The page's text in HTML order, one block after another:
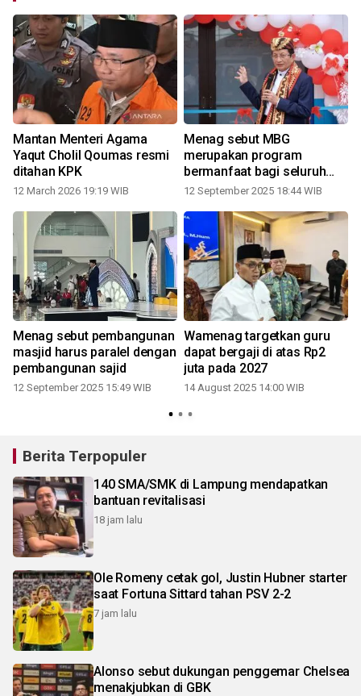
Mantan Menteri Agama
Yaqut Cholil Qoumas resmi
ditahan KPK
12 March 2026 19:19 WIB
Menag sebut MBG
merupakan program
bermanfaat bagi seluruh
alam
12 September 2025 18:44 WIB
Menag sebut pembangunan
masjid harus paralel dengan
pembangunan sajid
12 September 2025 15:49 WIB
Wamenag targetkan guru
dapat bergaji di atas Rp2
juta pada 2027
14 August 2025 14:00 WIB
Berita Terpopuler
140 SMA/SMK di Lampung mendapatkan
bantuan revitalisasi
18 jam lalu
Ole Romeny cetak gol, Justin Hubner starter
saat Fortuna Sittard tahan PSV 2-2
7 jam lalu
Alonso sebut dukungan penggemar Chelsea
menakjubkan di GBK